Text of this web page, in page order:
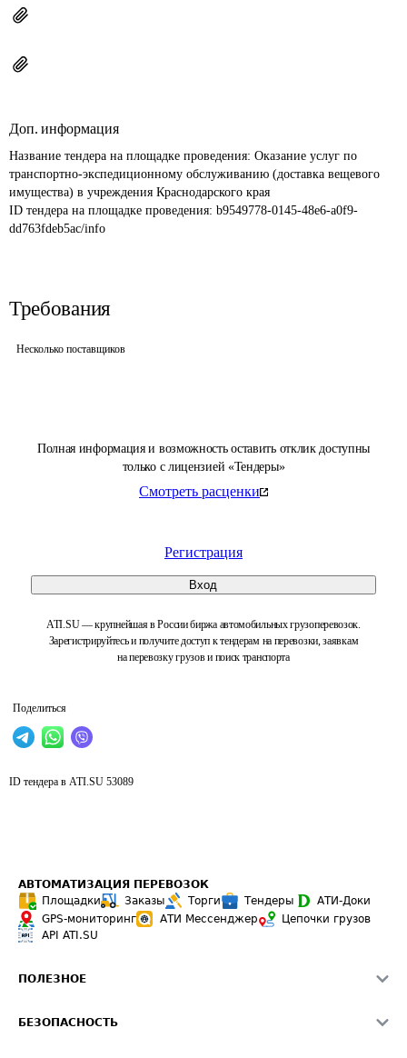
Полная информация и возможность оставить отклик доступны
только с лицензией «Тендеры»
Смотреть расценки
Регистрация
Вход
ATI.SU — крупнейшая в России биржа автомобильных грузоперевозок.
Зарегистрируйтесь и получите доступ к тендерам на перевозки, заявкам
на перевозку грузов и поиск транспорта
Поделиться
Доп. информация
Название тендера на площадке проведения: Оказание услуг по
транспортно-экспедиционному обслуживанию (доставка вещевого
имущества) в учреждения Краснодарского края
ID тендера на площадке проведения: b9549778-0145-48e6-a0f9-
dd763fdeb5ac/info
Требования
Несколько поставщиков
ID тендера в ATI.SU 53089
АВТОМАТИЗАЦИЯ ПЕРЕВОЗОК
Площадки
Заказы Торги Тендеры
АТИ-Доки
GPS-мониторинг
АТИ Мессенджер
Цепочки грузов
API ATI.SU
ПОЛЕЗНОЕ
БЕЗОПАСНОСТЬ